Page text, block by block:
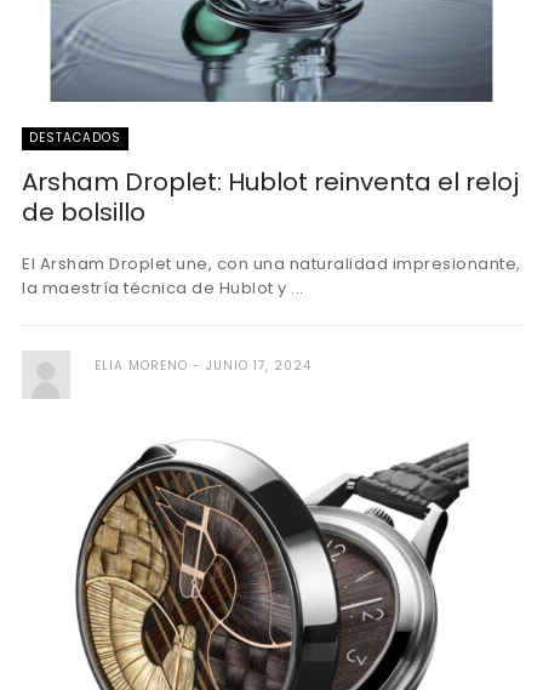
DESTACADOS
Arsham Droplet: Hublot reinventa el reloj
de bolsillo
El Arsham Droplet une, con una naturalidad impresionante,
la maestría técnica de Hublot y ...
ELIA MORENO JUNIO 17, 2024